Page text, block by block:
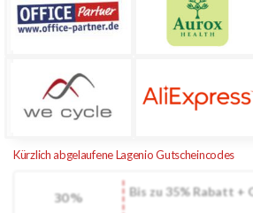
Kürzlich abgelaufene Lagenio Gutscheincodes
30%
Bis zu 35% Rabatt +